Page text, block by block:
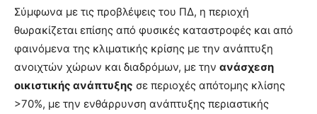
Σύμφωνα με τις προβλέψεις του ΠΔ, η περιοχή
θωρακίζεται επίσης από φυσικές καταστροφές και από
φαινόμενα της κλιματικής κρίσης με την ανάπτυξη
ανοιχτών χώρων και διαδρόμων, με την ανάσχεση
οικιστικής ανάπτυξης σε περιοχές απότομης κλίσης
>70%, με την ενθάρρυνση ανάπτυξης περιαστικής